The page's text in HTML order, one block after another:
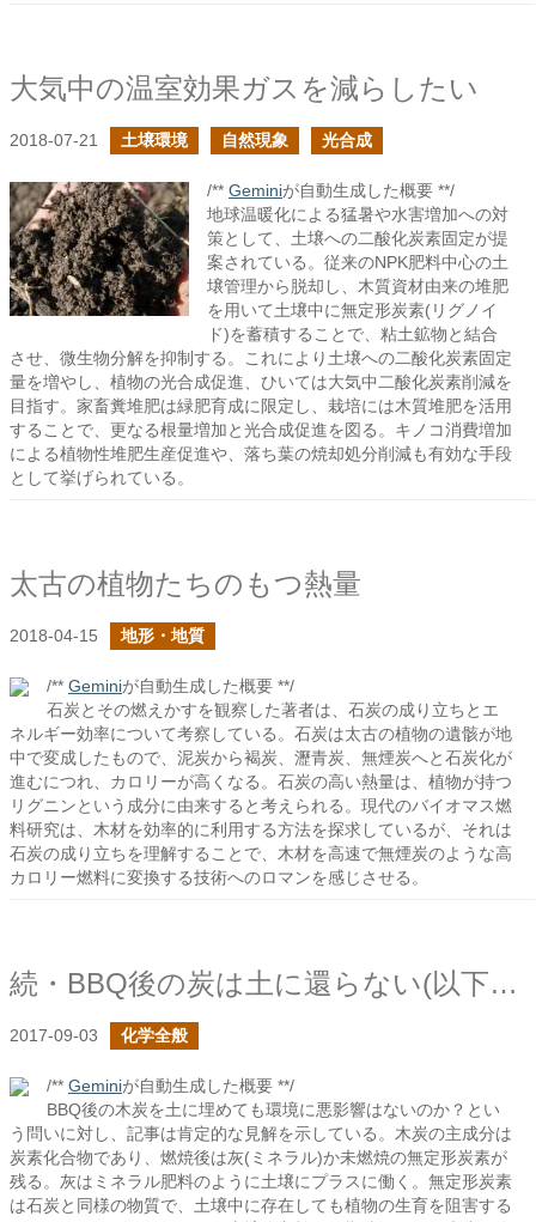
大気中の温室効果ガスを減らしたい
2018-07-21 土壌環境 自然現象 光合成
/** Geminiが自動生成した概要 **/
地球温暖化による猛暑や水害増加への対
策として、土壌への二酸化炭素固定が提
案されている。従来のNPK肥料中心の土
壌管理から脱却し、木質資材由来の堆肥
を用いて土壌中に無定形炭素(リグノイ
ド)を蓄積することで、粘土鉱物と結合
させ、微生物分解を抑制する。これにより土壌への二酸化炭素固定
量を増やし、植物の光合成促進、ひいては大気中二酸化炭素削減を
目指す。家畜糞堆肥は緑肥育成に限定し、栽培には木質堆肥を活用
することで、更なる根量増加と光合成促進を図る。キノコ消費増加
による植物性堆肥生産促進や、落ち葉の焼却処分削減も有効な手段
として挙げられている。
太古の植物たちのもつ熱量
2018-04-15 地形・地質
/** Geminiが自動生成した概要 **/
石炭とその燃えかすを観察した著者は、石炭の成り立ちとエ
ネルギー効率について考察している。石炭は太古の植物の遺骸が地
中で変成したもので、泥炭から褐炭、瀝青炭、無煙炭へと石炭化が
進むにつれ、カロリーが高くなる。石炭の高い熱量は、植物が持つ
リグニンという成分に由来すると考えられる。現代のバイオマス燃
料研究は、木材を効率的に利用する方法を探求しているが、それは
石炭の成り立ちを理解することで、木材を高速で無煙炭のような高
カロリー燃料に変換する技術へのロマンを感じさせる。
続・BBQ後の炭は土に還らない(以下省略)
2017-09-03 化学全般
/** Geminiが自動生成した概要 **/
BBQ後の木炭を土に埋めても環境に悪影響はないのか？とい
う問いに対し、記事は肯定的な見解を示している。木炭の主成分は
炭素化合物であり、燃焼後は灰(ミネラル)か未燃焼の無定形炭素が
残る。灰はミネラル肥料のように土壌にプラスに働く。無定形炭素
は石炭と同様の物質で、土壌中に存在しても植物の生育を阻害する